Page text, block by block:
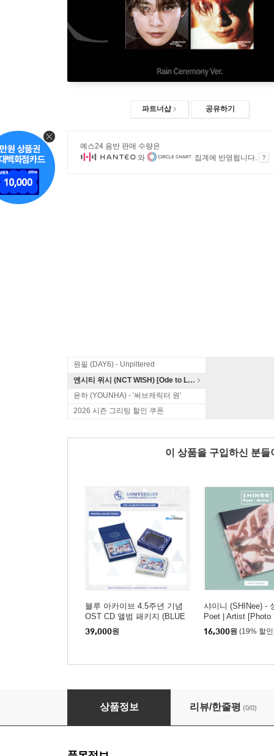
파트너샵 공유하기
예스24 음반 판매 수량은
와
집계에 반영됩니다.
원필 (DAY6) - Unpiltered
엔시티 위시 (NCT WISH) [Ode to Love]
윤하 (YOUNHA) - '써브캐릭터 원'
2026 시즌 그리팅 할인 쿠폰
이 상품을 구입하신 분
블루 아카이브 4.5주년 기념
OST CD 앨범 패키지 (BLUE
ARCHIVE 4.5th ANNIVERSA
RY OST - CD ALBUM PACK
39,000원
샤이니 (SHINee) -
Poet | Artist [Photo
r.]
16,300원 (19% 할
샤이니 (SHINee) - 미니앨범 6집 : Atmos
상품정보 리뷰/한줄평 (0/0)